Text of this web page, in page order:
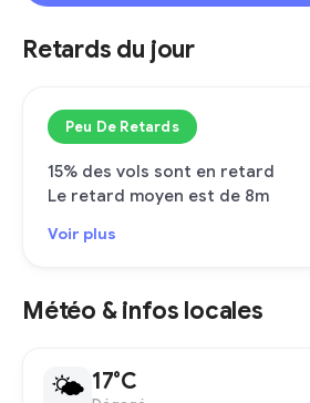
Retards du jour
Peu De Retards
15% des vols sont en retard
Le retard moyen est de 8m
Voir plus
Météo & infos locales
🌤 17°C